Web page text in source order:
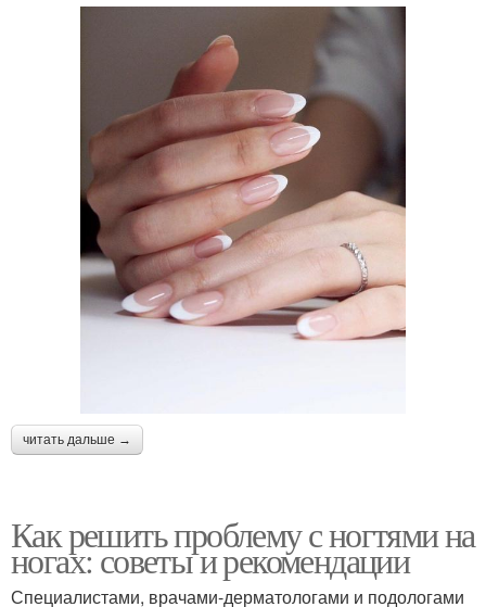
читать дальше →
Как решить проблему с ногтями на
ногах: советы и рекомендации
Специалистами, врачами-дерматологами и подологами